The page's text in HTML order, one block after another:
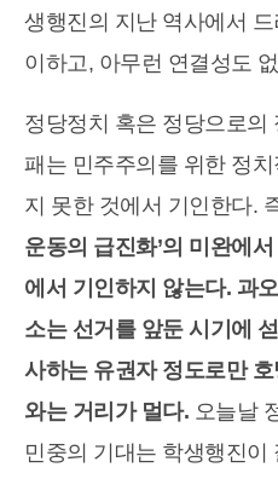
생행진의 지난 역사에서
이하고, 아무런 연결성도
정당정치 혹은 정당으로의
패는 민주주의를 위한 정
지 못한 것에서 기인한다.
운동의 급진화’의 미완에
에서 기인하지 않는다. 과
소는 선거를 앞둔 시기에
사하는 유권자 정도로만
와는 거리가 멀다. 오늘날
민중의 기대는 학생행진이